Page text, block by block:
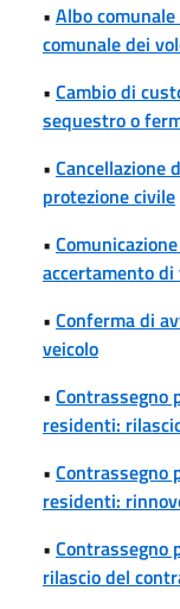
• Albo
comunale dei
• Cambio di
sequestro o
• Cancellazione
protezione civile
•
accertamento di
• Conferma di
veicolo
• Contrassegno
residenti:
• Contrassegno
residenti:
• Contrassegno
rilascio del